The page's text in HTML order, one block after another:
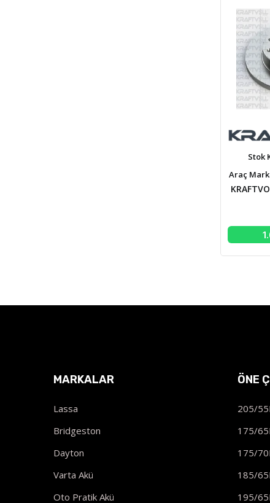
Stok
Araç
MARKALAR
Lassa
Bridgeston
Dayton
Varta Akü
Oto Pratik Akü
ÖNE
205/
175/
175/
185/
195/